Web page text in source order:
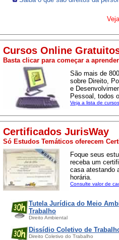
Cursos Online
Basta clicar para começar a aprender
São mais de
sobre Direito,
e
Pessoal, todos
Veja a lista de cursos
Certificados JurisWay
Só Estudos Temáticos oferecem
Foque seus
receba um
casa atestando
horária.
Consulte valor de
Tutela Jurídica do Meio
Trabalho
Direito Ambiental
Dissídio Coletivo de
Direito Coletivo do Trabalho